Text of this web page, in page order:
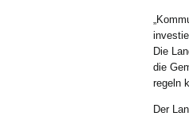
Die
die
regeln
Der